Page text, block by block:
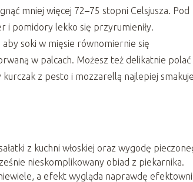
mniej więcej 72–75 stopni Celsjusza. Pod
i pomidory lekko się przyrumieniły.
aby soki w mięsie równomiernie się
w palcach. Możesz też delikatnie polać
z pesto i mozzarellą najlepiej
z kuchni włoskiej oraz wygodę
nieskomplikowany obiad z piekarnika.
a efekt wygląda naprawdę